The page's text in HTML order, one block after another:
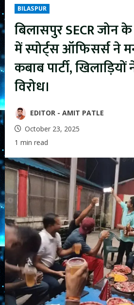
BILASPUR
बिलासपुर SECR जोन
में स्पोर्ट्स ऑफिसर्स ने
कबाब पार्टी,
विरोध।
EDITOR - AMIT PATLE
October 23, 2025
1 min read